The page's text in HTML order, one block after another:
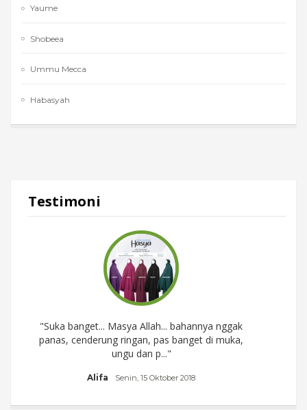
Yaume
Shobeea
Ummu Mecca
Habasyah
Testimoni
"Suka banget... Masya Allah... bahannya nggak
panas, cenderung ringan, pas banget di muka,
ungu dan p..."
Alifa Senin, 15 Oktober 2018